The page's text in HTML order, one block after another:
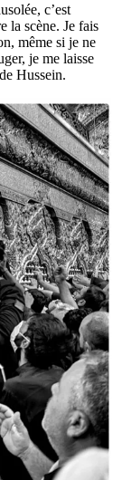
c’est
la scène. Je fais
même si je ne
je me laisse
Hussein.